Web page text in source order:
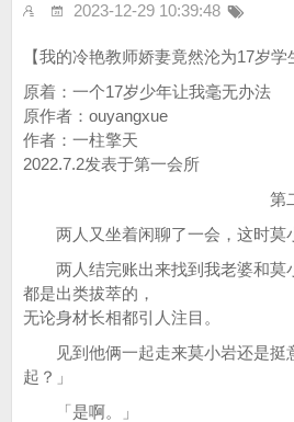
2023-12-29 10:39:48
【我的冷艳教师娇妻竟然沦为17岁
原着：一个17岁少年让我毫无办法
原作者：ouyangxue
作者：一柱擎天
2022.7.2发表于第一会所
第二十一
两人又坐着闲聊了一会，这时莫
两人结完账出来找到我老婆和莫
都是出类拔萃的，
无论身材长相都引人注目。
见到他俩一起走来莫小岩还是挺
起？」
「是啊。」